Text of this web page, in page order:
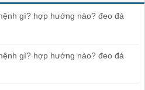
gì? hợp hướng nào? đeo đá
gì? hợp hướng nào? đeo đá